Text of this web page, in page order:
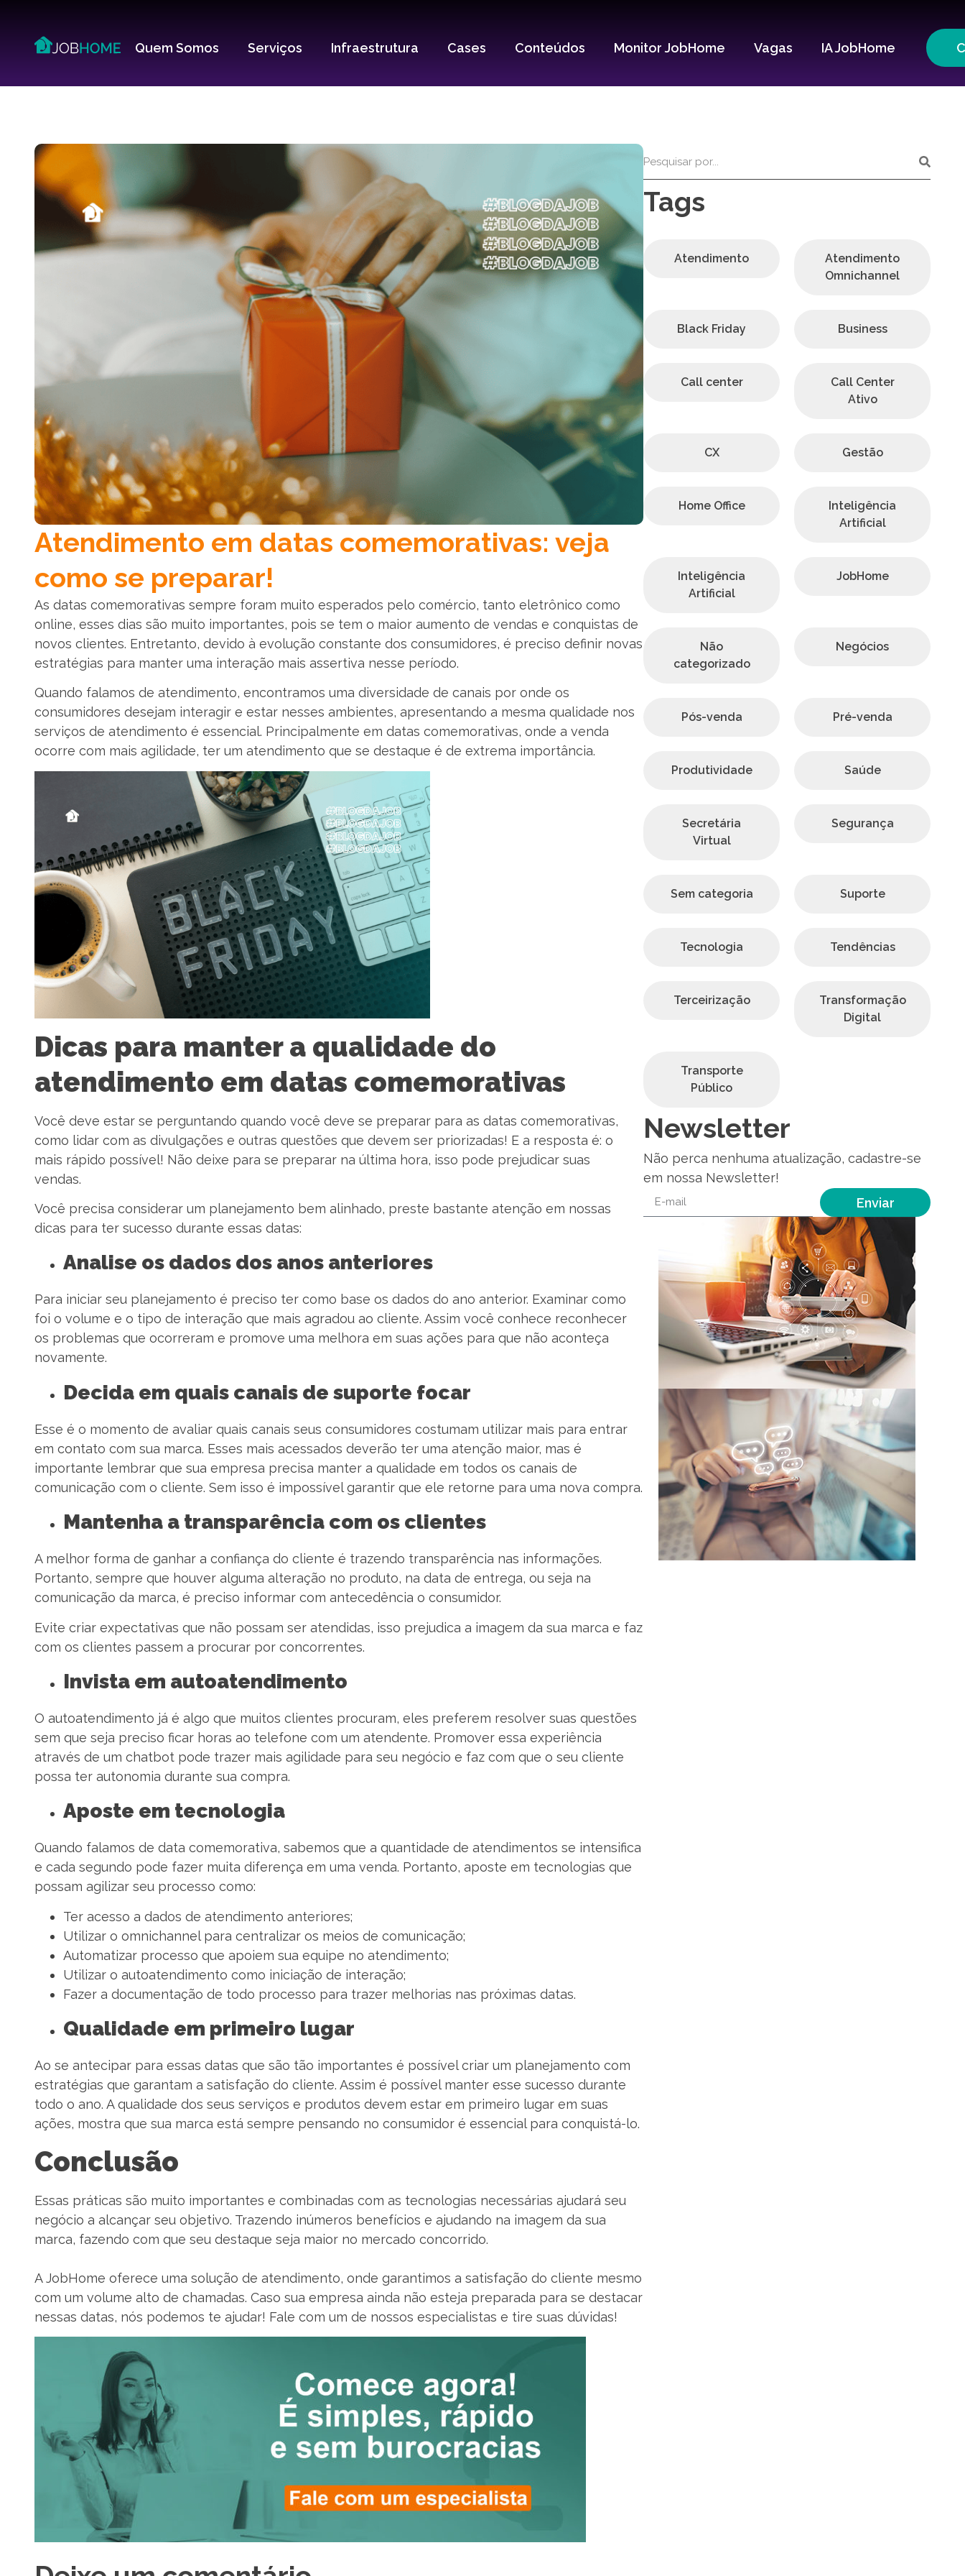
Quem Somos Serviços Infraestrutura Cases Conteúdos Monitor JobHome Vagas IA JobHome
Atendimento em datas comemorativas: veja
como se preparar!
As datas comemorativas sempre foram muito esperados pelo comércio, tanto eletrônico como
online, esses dias são muito importantes, pois se tem o maior aumento de vendas e conquistas de
novos clientes. Entretanto, devido à evolução constante dos consumidores, é preciso definir novas
estratégias para manter uma interação mais assertiva nesse período.
Quando falamos de atendimento, encontramos uma diversidade de canais por onde os
consumidores desejam interagir e estar nesses ambientes, apresentando a mesma qualidade nos
serviços de atendimento é essencial. Principalmente em datas comemorativas, onde a venda
ocorre com mais agilidade, ter um atendimento que se destaque é de extrema importância.
Dicas para manter a qualidade do
atendimento em datas comemorativas
Você deve estar se perguntando quando você deve se preparar para as datas comemorativas,
como lidar com as divulgações e outras questões que devem ser priorizadas! E a resposta é: o
mais rápido possível! Não deixe para se preparar na última hora, isso pode prejudicar suas
vendas.
Você precisa considerar um planejamento bem alinhado, preste bastante atenção em nossas
dicas para ter sucesso durante essas datas:
Analise os dados dos anos anteriores
Para iniciar seu planejamento é preciso ter como base os dados do ano anterior. Examinar como
foi o volume e o tipo de interação que mais agradou ao cliente. Assim você conhece reconhecer
os problemas que ocorreram e promove uma melhora em suas ações para que não aconteça
novamente.
Decida em quais canais de suporte focar
Esse é o momento de avaliar quais canais seus consumidores costumam utilizar mais para entrar
em contato com sua marca. Esses mais acessados deverão ter uma atenção maior, mas é
importante lembrar que sua empresa precisa manter a qualidade em todos os canais de
comunicação com o cliente. Sem isso é impossível garantir que ele retorne para uma nova compra.
Mantenha a transparência com os clientes
A melhor forma de ganhar a confiança do cliente é trazendo transparência nas informações.
Portanto, sempre que houver alguma alteração no produto, na data de entrega, ou seja na
comunicação da marca, é preciso informar com antecedência o consumidor.
Evite criar expectativas que não possam ser atendidas, isso prejudica a imagem da sua marca e faz
com os clientes passem a procurar por concorrentes.
Invista em autoatendimento
O autoatendimento já é algo que muitos clientes procuram, eles preferem resolver suas questões
sem que seja preciso ficar horas ao telefone com um atendente. Promover essa experiência
através de um chatbot pode trazer mais agilidade para seu negócio e faz com que o seu cliente
possa ter autonomia durante sua compra.
Aposte em tecnologia
Quando falamos de data comemorativa, sabemos que a quantidade de atendimentos se intensifica
e cada segundo pode fazer muita diferença em uma venda. Portanto, aposte em tecnologias que
possam agilizar seu processo como:
Ter acesso a dados de atendimento anteriores;
Utilizar o omnichannel para centralizar os meios de comunicação;
Automatizar processo que apoiem sua equipe no atendimento;
Utilizar o autoatendimento como iniciação de interação;
Fazer a documentação de todo processo para trazer melhorias nas próximas datas.
Qualidade em primeiro lugar
Ao se antecipar para essas datas que são tão importantes é possível criar um planejamento com
estratégias que garantam a satisfação do cliente. Assim é possível manter esse sucesso durante
todo o ano. A qualidade dos seus serviços e produtos devem estar em primeiro lugar em suas
ações, mostra que sua marca está sempre pensando no consumidor é essencial para conquistá-lo.
Conclusão
Essas práticas são muito importantes e combinadas com as tecnologias necessárias ajudará seu
negócio a alcançar seu objetivo. Trazendo inúmeros benefícios e ajudando na imagem da sua
marca, fazendo com que seu destaque seja maior no mercado concorrido.
A JobHome oferece uma solução de atendimento, onde garantimos a satisfação do cliente mesmo
com um volume alto de chamadas. Caso sua empresa ainda não esteja preparada para se destacar
nessas datas, nós podemos te ajudar! Fale com um de nossos especialistas e tire suas dúvidas!
Tags
Atendimento
Atendimento
Omnichannel
Black Friday Business
Call center
Call Center
Ativo
CX Gestão
Home Office
Inteligência
Artificial
Inteligência
Artificial
JobHome
Não
categorizado
Negócios
Pós-venda Pré-venda
Produtividade Saúde
Secretária
Virtual
Segurança
Sem categoria Suporte
Tecnologia Tendências
Terceirização
Transformação
Digital
Transporte
Público
Newsletter
Não perca nenhuma atualização, cadastre-se
em nossa Newsletter!
Enviar